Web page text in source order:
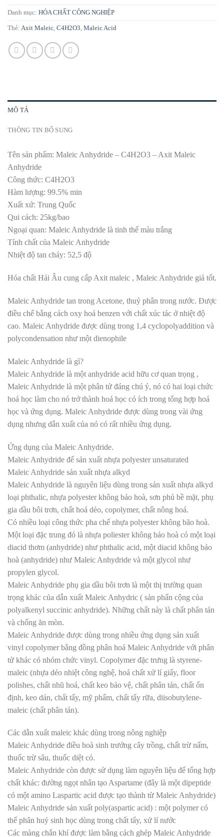
Danh mục: HÓA CHẤT CÔNG NGHIỆP
Thẻ: Axit Maleic, C4H2O3, Maleic Acid
MÔ TẢ
THÔNG TIN BỔ SUNG
Tên sản phẩm: Maleic Anhydride – C4H2O3 – Axit Maleic
Anhydride
Công thức: C4H2O3
Hàm lượng: 99.5% min
Xuất xứ: Trung Quốc
Qui cách: 25kg/bao
Ngoại quan: Maleic Anhydride là tinh thể màu trắng
Tính chất của Maleic Anhydride
Nhiệt độ tan chảy: 52,5 độ
Hóa chất Hải Âu cung cấp Axit maleic , Maleic Anhydride giá tốt.
Maleic Anhydride tan trong Acetone, thuỷ phân trong nước. Được
điều chể bằng cách oxy hoá benzen với chất xúc tác ở nhiệt độ
cao. Maleic Anhydride được dùng trong 1,4 cyclopolyaddition và
polycondensation như một dienophile
Maleic Anhydride là gì?
Maleic Anhydride là một anhydride acid hữu cơ quan trọng ,
Maleic Anhydride là một phân tử đáng chú ý, nó có hai loại chức
hoá học làm cho nó trở thành hoá học có ích trong tổng hợp hoá
học và ứng dụng. Maleic Anhydride được dùng trong vài ứng
dụng nhưng dẫn xuất của nó có rất nhiều ứng dụng.
Ứng dụng của Maleic Anhydride.
Maleic Anhydride để sản xuất nhựa polyester unsaturated
Maleic Anhydride sản xuất nhựa alkyd
Maleic Anhydride là nguyên liệu dùng trong sản xuất nhựa alkyd
loại phthalic, nhựa polyester không bảo hoà, sơn phủ bề mặt, phụ
gia dầu bôi trơn, chất hoá dẻo, copolymer, chất nông hoá.
Có nhiều loại công thức pha chế nhựa polyester không bão hoà.
Một loại đặc trung đó là nhựa poliester không bảo hoà có một loại
diacid thơm (anhydride) như phthalic acid, một diacid không bảo
hoà (anhydride) như Maleic Anhydride và một glycol như
propylen glycol.
Maleic Anhydride phụ gia dầu bôi trơn là một thị trường quan
trọng khác của dẫn xuất Maleic Anhydric ( sản phẩn cộng của
polyalkenyl succinic anhydride). Những chất này là chất phân tán
và chống ăn mòn.
Maleic Anhydride được dùng trong nhiều ứng dụng sản xuất
vinyl copolymer bằng đồng phân hoá Maleic Anhydride với phân
tử khác có nhóm chức vinyl. Copolymer đặc trưng là styrene-
maleic (nhựa dẻo nhiệt công nghệ, hoá chất xử lí giấy, floor
polishes, chất nhũ hoá, chất keo bảo vệ, chất phân tán, chất ổn
định, keo dán, chất tẩy, mỹ phẩm, chất tẩy rữa, diisobutylene-
maleic (chất phân tán).
Các dẫn xuất maleic khác dùng trong nông nghiệp
Maleic Anhydride điều hoà sinh trưởng cây trồng, chất trừ nấm,
thuốc trừ sâu, thuốc diệt cỏ.
Maleic Anhydride còn được sử dụng làm nguyên liệu để tổng hợp
chất khác: đường ngọt nhân tạo Aspartame (đây là một dipeptide
có một amino Laspartic acid được tạo thành từ Maleic Anhydride)
Maleic Anhydride sản xuất poly(aspartic acid) : một polymer có
thể phân huỷ sinh học dùng trong chất tẩy, xử lí nước
Các màng chắn khí được làm bằng cách ghép Maleic Anhydride